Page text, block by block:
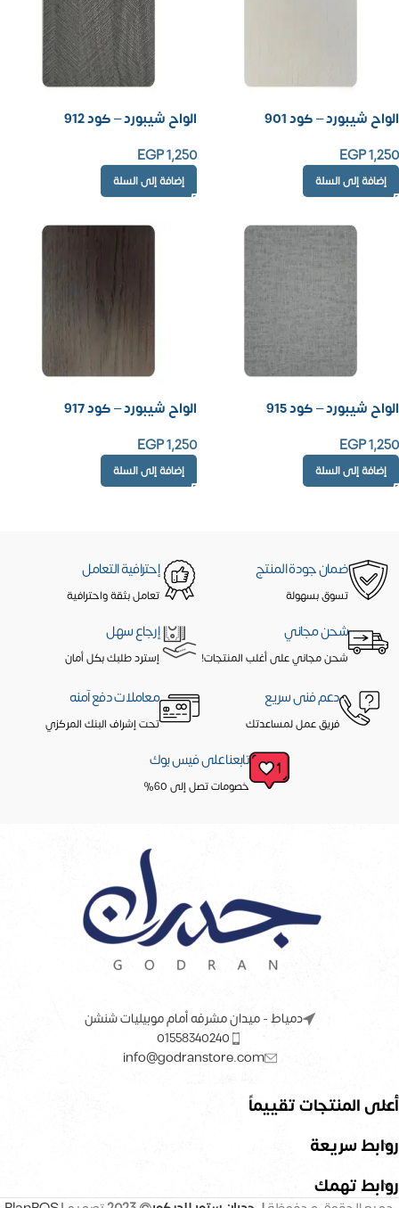
الواح شيبورد – كود 901
EGP1,250
إضافة إلى السلة
الواح شيبورد – كود 912
EGP1,250
إضافة إلى السلة
الواح شيبورد – كود 915
EGP1,250
إضافة إلى السلة
الواح شيبورد – كود 917
EGP1,250
إضافة إلى السلة
ضمان جودة المنتج
تسوق بسهولة
إحترافية التعامل
تعامل بثقة واحترافية
شحن مجاني
شحن مجاني على أغلب المنتجات!
إرجاع سهل
إسترد طلبك بكل أمان
دعم فنى سريع
فريق عمل لمساعدتك
معاملات دفع آمنه
تحت إشراف البنك المركزي
تابعنا على فيس بوك
خصومات تصل إلى 60%
دمياط - ميدان مشرفه أمام موبيليات شنشن
01558340240
info@godranstore.com
أعلى المنتجات تقييماً
روابط سريعة
روابط تهمك